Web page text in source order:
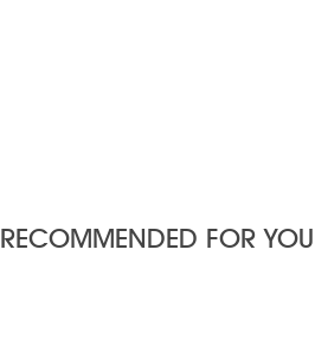
RECOMMENDED FOR YOU